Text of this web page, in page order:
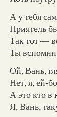
А у тебя
Приятель
Так тот —
Ты
Ой, Вань,
Нет, я, ей-
А это кто в
Я, Вань,